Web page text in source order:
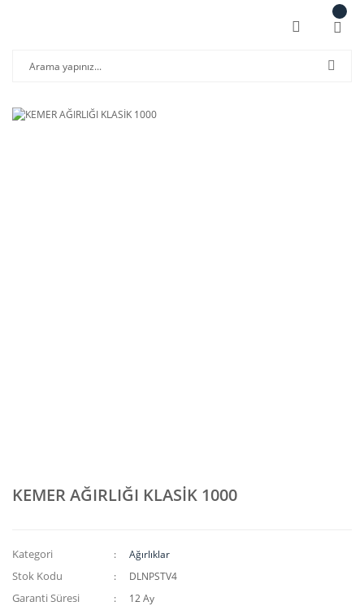
KEMER AĞIRLIĞI KLASİK 1000
Kategori Ağırlıklar
Stok Kodu DLNPSTV4
Garanti Süresi 12 Ay